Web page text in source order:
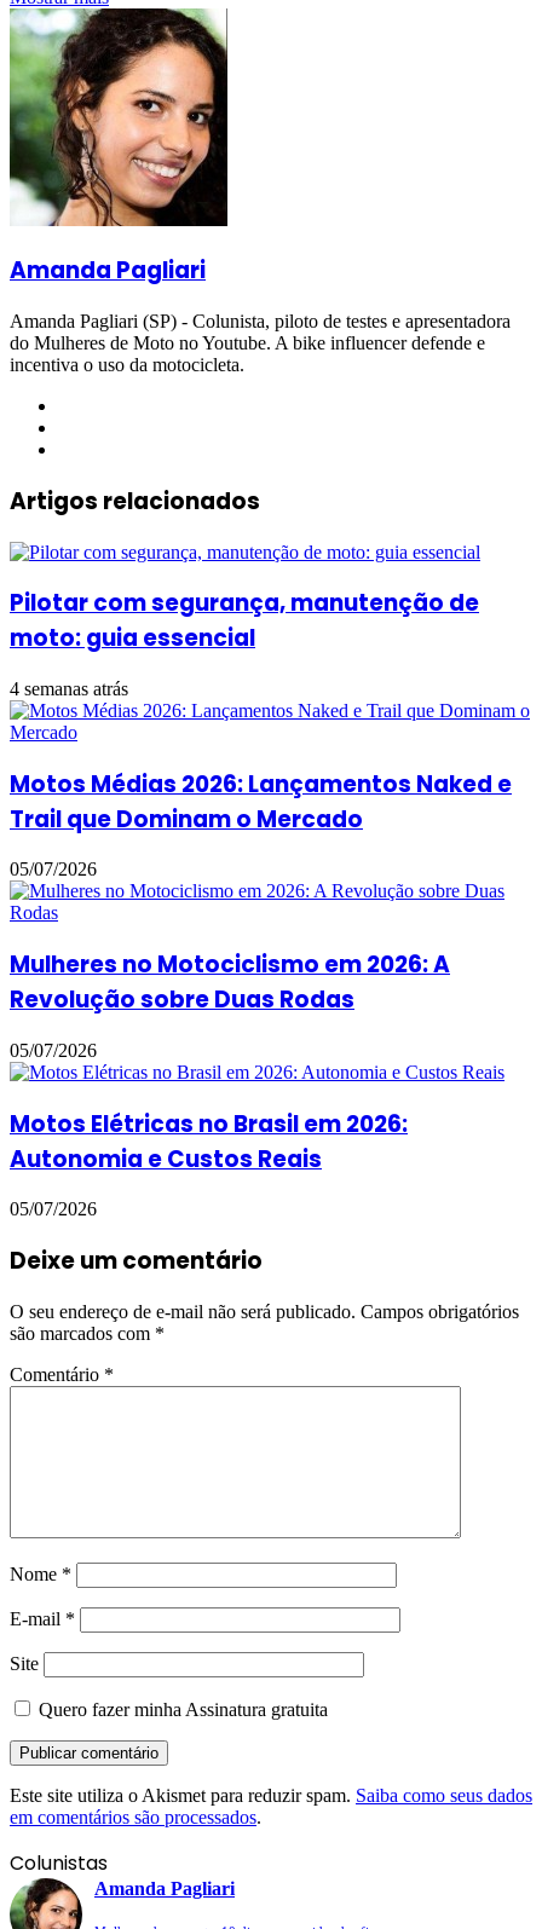
Amanda Pagliari
Amanda Pagliari (SP) - Colunista, piloto de testes e apresentadora
do Mulheres de Moto no Youtube. A bike influencer defende e
incentiva o uso da motocicleta.
Artigos relacionados
Pilotar com segurança, manutenção de
moto: guia essencial
4 semanas atrás
Motos Médias 2026: Lançamentos Naked e
Trail que Dominam o Mercado
05/07/2026
Mulheres no Motociclismo em 2026: A
Revolução sobre Duas Rodas
05/07/2026
Motos Elétricas no Brasil em 2026:
Autonomia e Custos Reais
05/07/2026
Deixe um comentário
O seu endereço de e-mail não será publicado. Campos obrigatórios
são marcados com *
Comentário *
Nome *
E-mail *
Site
Quero fazer minha Assinatura gratuita
Este site utiliza o Akismet para reduzir spam. Saiba como seus dados
em comentários são processados.
Colunistas
Amanda Pagliari